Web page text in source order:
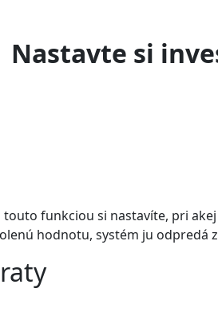
Nastavte si
touto funkciou si nastavíte, pri
hodnotu, systém ju odpredá